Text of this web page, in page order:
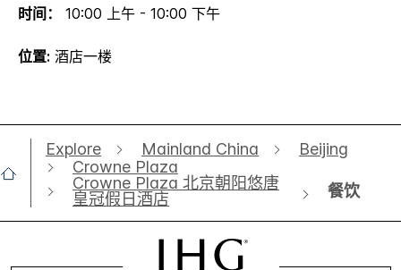
时间： 10:00 上午 - 10:00 下午
位置: 酒店一楼
Explore Mainland China
Beijing
Crowne Plaza
Crowne Plaza 北京朝阳悠唐
皇冠假日酒店
餐饮